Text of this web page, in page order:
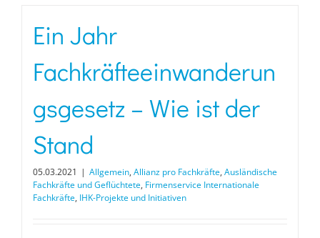
Ein Jahr
Fachkräfteeinwanderun
gsgesetz – Wie ist der
Stand
05.03.2021 | Allgemein, Allianz pro Fachkräfte, Ausländische
Fachkräfte und Geflüchtete, Firmenservice Internationale
Fachkräfte, IHK-Projekte und Initiativen